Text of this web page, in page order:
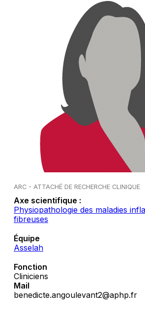
ARC - ATTACHÉ DE RECHERCHE CLINIQUE
Axe scientifique :
Physiopathologie des maladies
fibreuses
Équipe
Asselah
Fonction
Cliniciens
Mail
benedicte.angoulevant2@aphp.fr